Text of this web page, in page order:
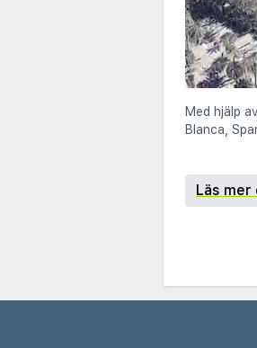
Med hjälp
Blanca,
Läs